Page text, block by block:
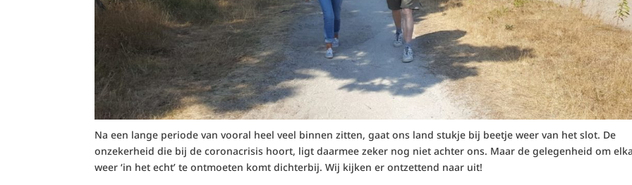
Na een lange periode van vooral heel veel binnen zitten, gaat ons land stukje bij beetje weer van het slot. De
onzekerheid die bij de coronacrisis hoort, ligt daarmee zeker nog niet achter ons. Maar de gelegenheid om
weer ‘in het echt’ te ontmoeten komt dichterbij. Wij kijken er ontzettend naar uit!